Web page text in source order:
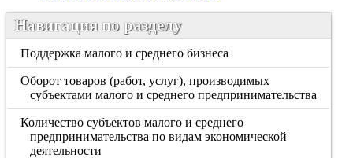
Навигация по разделу
Поддержка малого и среднего бизнеса
Оборот товаров (работ, услуг), производимых
субъектами малого и среднего предпринимательства
Количество субъектов малого и среднего
предпринимательства по видам экономической
деятельности